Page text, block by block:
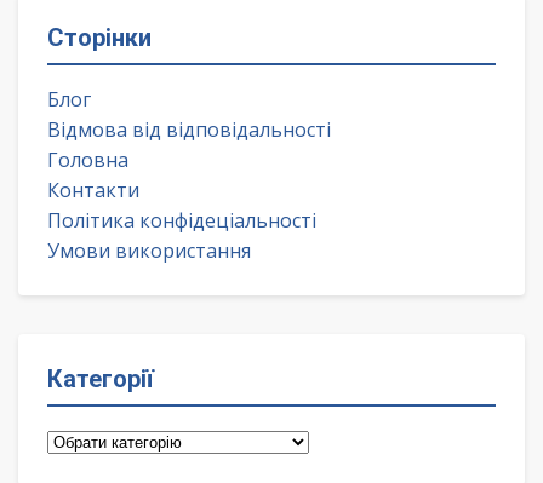
Сторінки
Блог
Відмова від відповідальності
Головна
Контакти
Політика конфідеціальності
Умови використання
Категорії
Категорії